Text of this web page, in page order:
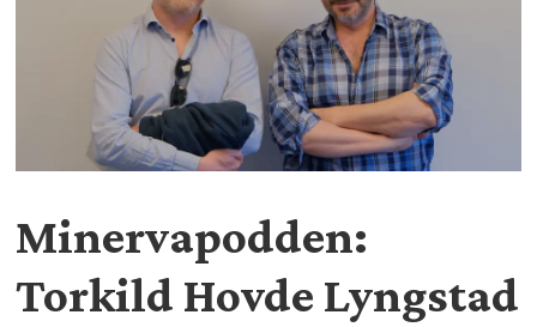
Minervapodden:
Torkild Hovde Lyngstad